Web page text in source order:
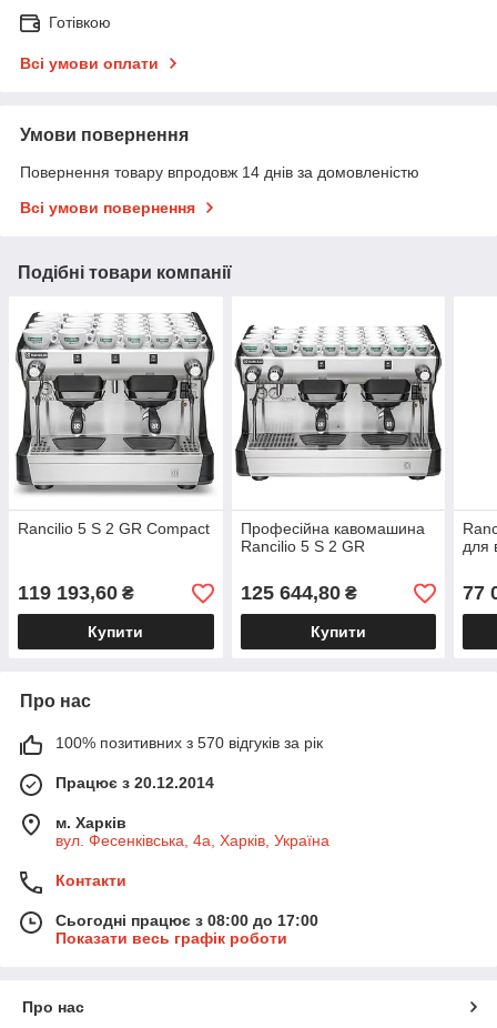
Готівкою
Всі умови оплати
Умови повернення
Повернення товару впродовж 14 днів за домовленістю
Всі умови повернення
Подібні товари компанії
Rancilio 5 S 2 GR Compact
119 193,60 ₴
Купити
Професійна кавомашина
Rancilio 5 S 2 GR
125 644,80₴
Купити
для
77
Про нас
100% позитивних з 570 відгуків за рік
Працює з 20.12.2014
м. Харків
вул. Фесенківська, 4а, Харків, Україна
Контакти
Сьогодні працює з 08:00 до 17:00
Показати весь графік роботи
Про нас